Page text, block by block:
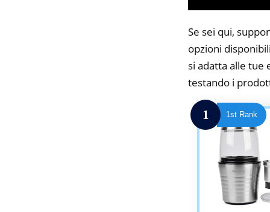
Se sei qui,
opzioni
si adatta alle tue
testando i
1 1st Rank